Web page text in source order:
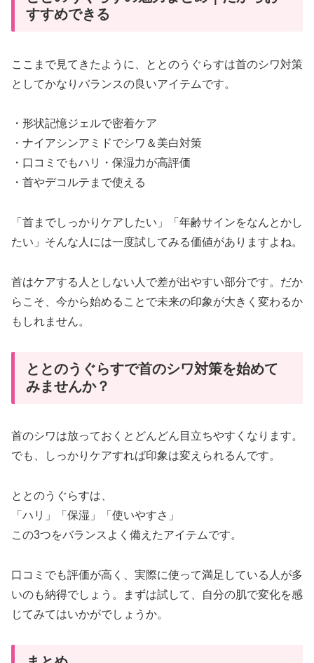
すすめできる
ここまで見てきたように、ととのうぐらすは首のシワ対策
としてかなりバランスの良いアイテムです。
・形状記憶ジェルで密着ケア
・ナイアシンアミドでシワ＆美白対策
・口コミでもハリ・保湿力が高評価
・首やデコルテまで使える
「首までしっかりケアしたい」「年齢サインをなんとかし
たい」そんな人には一度試してみる価値がありますよね。
首はケアする人としない人で差が出やすい部分です。だか
らこそ、今から始めることで未来の印象が大きく変わるか
もしれません。
ととのうぐらすで首のシワ対策を始めて
みませんか？
首のシワは放っておくとどんどん目立ちやすくなります。
でも、しっかりケアすれば印象は変えられるんです。
ととのうぐらすは、
「ハリ」「保湿」「使いやすさ」
この3つをバランスよく備えたアイテムです。
口コミでも評価が高く、実際に使って満足している人が多
いのも納得でしょう。まずは試して、自分の肌で変化を感
じてみてはいかがでしょうか。